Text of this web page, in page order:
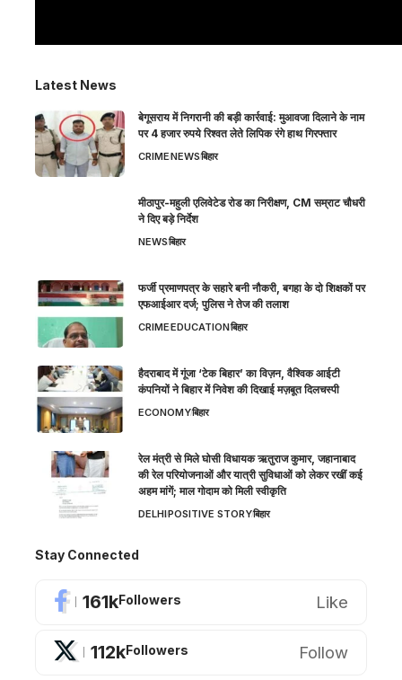
Latest News
बेगूसराय में निगरानी की बड़ी कार्रवाई: मुआवजा दिलाने के नाम
पर 4 हजार रुपये रिश्वत लेते लिपिक रंगे हाथ गिरफ्तार
CRIMENEWSबिहार
मीठापुर-महुली एलिवेटेड रोड का निरीक्षण, CM सम्राट चौधरी
ने दिए बड़े निर्देश
NEWSबिहार
फर्जी प्रमाणपत्र के सहारे बनी नौकरी, बगहा के दो शिक्षकों पर
एफआईआर दर्ज; पुलिस ने तेज की तलाश
CRIMEEDUCATIONबिहार
हैदराबाद में गूंजा ‘टेक बिहार’ का विज़न, वैश्विक आईटी
कंपनियों ने बिहार में निवेश की दिखाई मज़बूत दिलचस्पी
ECONOMYबिहार
रेल मंत्री से मिले घोसी विधायक ऋतुराज कुमार, जहानाबाद
की रेल परियोजनाओं और यात्री सुविधाओं को लेकर रखीं कई
अहम मांगें; माल गोदाम को मिली स्वीकृति
DELHIPOSITIVE STORYबिहार
Stay Connected
161kFollowers Like
112kFollowers Follow